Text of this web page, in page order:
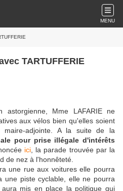
MENU
TARTUFFERIE
astorgienne, Mme LAFARIE ne
aux vélos bien qu'elles soient
adjointe. A la suite de la
pour prise illégale d'intérêts
ici, la parade trouvée par la
de nez à l'honnêteté.
une rue aux voitures elle pourra
une piste cyclable, elle ne pourra
mis en place la politique qui